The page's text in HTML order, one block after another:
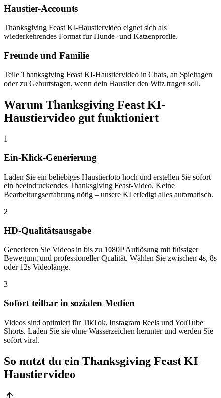
Haustier-Accounts
Thanksgiving Feast KI-Haustiervideo eignet sich als
wiederkehrendes Format fur Hunde- und Katzenprofile.
Freunde und Familie
Teile Thanksgiving Feast KI-Haustiervideo in Chats, an Spieltagen
oder zu Geburtstagen, wenn dein Haustier den Witz tragen soll.
Warum Thanksgiving Feast KI-
Haustiervideo gut funktioniert
1
Ein-Klick-Generierung
Laden Sie ein beliebiges Haustierfoto hoch und erstellen Sie sofort
ein beeindruckendes Thanksgiving Feast-Video. Keine
Bearbeitungserfahrung nötig – unsere KI erledigt alles automatisch.
2
HD-Qualitätsausgabe
Generieren Sie Videos in bis zu 1080P Auflösung mit flüssiger
Bewegung und professioneller Qualität. Wählen Sie zwischen 4s, 8s
oder 12s Videolänge.
3
Sofort teilbar in sozialen Medien
Videos sind optimiert für TikTok, Instagram Reels und YouTube
Shorts. Laden Sie sie ohne Wasserzeichen herunter und werden Sie
sofort viral.
So nutzt du ein Thanksgiving Feast KI-
Haustiervideo